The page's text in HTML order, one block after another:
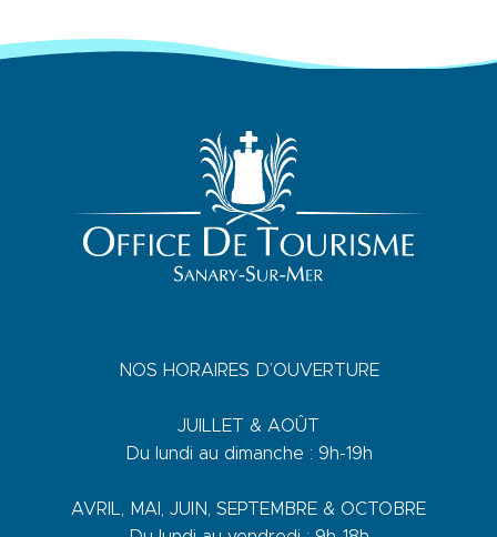
NOS HORAIRES D’OUVERTURE
JUILLET & AOÛT
Du lundi au dimanche : 9h-19h
AVRIL, MAI, JUIN, SEPTEMBRE & OCTOBRE